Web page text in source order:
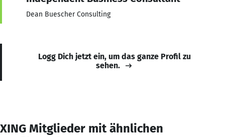
Dean Buescher Consulting
Logg Dich jetzt ein, um das ganze Profil zu
sehen.
XING Mitglieder mit ähnlichen